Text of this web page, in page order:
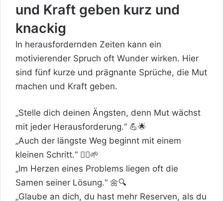
und Kraft geben kurz und
knackig
In herausfordernden Zeiten kann ein
motivierender Spruch oft Wunder wirken. Hier
sind fünf kurze und prägnante Sprüche, die Mut
machen und Kraft geben.
„Stelle dich deinen Ängsten, denn Mut wächst
mit jeder Herausforderung.“ 💪🌟
„Auch der längste Weg beginnt mit einem
kleinen Schritt.“ 🚶‍♂️🌱
„Im Herzen eines Problems liegen oft die
Samen seiner Lösung.“ 🌼🔍
„Glaube an dich, du hast mehr Reserven, als du